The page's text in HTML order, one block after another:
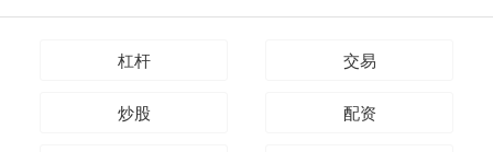
杠杆 交易
炒股 配资